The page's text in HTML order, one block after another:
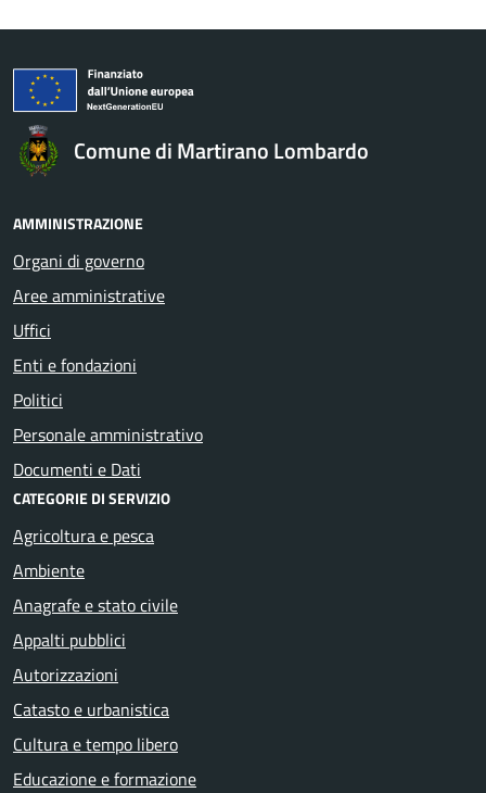
Comune di Martirano Lombardo
AMMINISTRAZIONE
Organi di governo
Aree amministrative
Uffici
Enti e fondazioni
Politici
Personale amministrativo
Documenti e Dati
CATEGORIE DI SERVIZIO
Agricoltura e pesca
Ambiente
Anagrafe e stato civile
Appalti pubblici
Autorizzazioni
Catasto e urbanistica
Cultura e tempo libero
Educazione e formazione